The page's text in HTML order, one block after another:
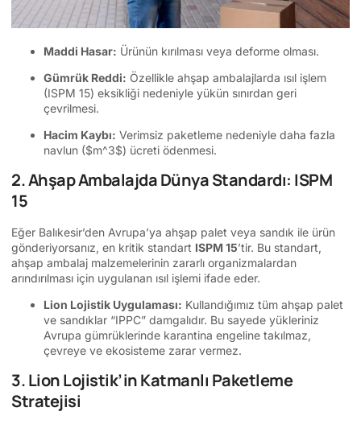
Maddi Hasar: Ürünün kırılması veya deforme olması.
Gümrük Reddi: Özellikle ahşap ambalajlarda ısıl işlem
(ISPM 15) eksikliği nedeniyle yükün sınırdan geri
çevrilmesi.
Hacim Kaybı: Verimsiz paketleme nedeniyle daha fazla
navlun ($m^3$) ücreti ödenmesi.
2. Ahşap Ambalajda Dünya Standardı: ISPM
15
Eğer Balıkesir’den Avrupa’ya ahşap palet veya sandık ile ürün
gönderiyorsanız, en kritik standart ISPM 15’tir. Bu standart,
ahşap ambalaj malzemelerinin zararlı organizmalardan
arındırılması için uygulanan ısıl işlemi ifade eder.
Lion Lojistik Uygulaması: Kullandığımız tüm ahşap palet
ve sandıklar “IPPC” damgalıdır. Bu sayede yükleriniz
Avrupa gümrüklerinde karantina engeline takılmaz,
çevreye ve ekosisteme zarar vermez.
3. Lion Lojistik’in Katmanlı Paketleme
Stratejisi